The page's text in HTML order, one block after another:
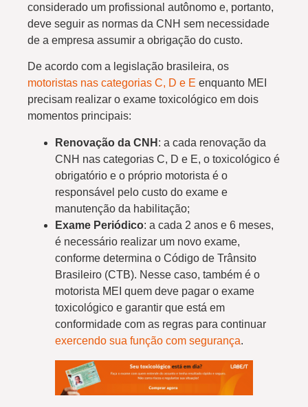
considerado um profissional autônomo e, portanto,
deve seguir as normas da CNH sem necessidade
de a empresa assumir a obrigação do custo.
De acordo com a legislação brasileira, os
motoristas nas categorias C, D e E enquanto MEI
precisam realizar o exame toxicológico em dois
momentos principais:
Renovação da CNH : a cada renovação da
CNH nas categorias C, D e E, o toxicológico é
obrigatório e o próprio motorista é o
responsável pelo custo do exame e
manutenção da habilitação;
Exame Periódico: a cada 2 anos e 6 meses,
é necessário realizar um novo exame,
conforme determina o Código de Trânsito
Brasileiro (CTB). Nesse caso, também é o
motorista MEI quem deve pagar o exame
toxicológico e garantir que está em
conformidade com as regras para continuar
exercendo sua função com segurança.